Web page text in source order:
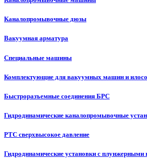
Каналопромывочные дюзы
Вакуумная арматура
Специальные машины
Комплектующие для вакуумных машин и
Быстроразъемные соединения БРС
Гидродинамические каналопромывочные
РТС сверхвысокое давление
Гидродинамические установки с плунжерными